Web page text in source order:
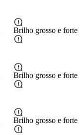
Brilho grosso e forte
Brilho grosso e forte
Brilho grosso e forte